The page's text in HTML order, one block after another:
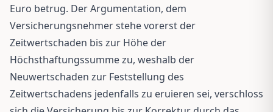
Euro betrug. Der Argumentation, dem
Versicherungsnehmer stehe vorerst der
Zeitwertschaden bis zur Höhe der
Höchsthaftungssumme zu, weshalb der
Neuwertschaden zur Feststellung des
Zeitwertschadens jedenfalls zu eruieren sei, verschloss